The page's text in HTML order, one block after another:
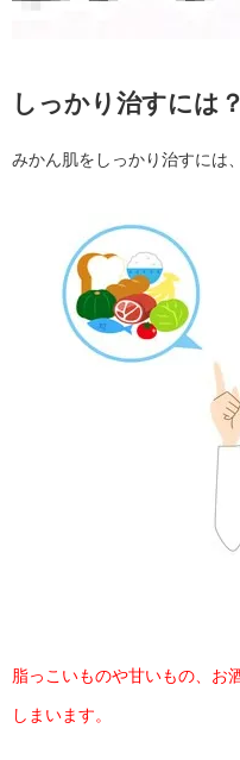
しっかり治すには？
みかん肌をしっかり治すには
脂っこいものや甘いもの、お
しまいます。